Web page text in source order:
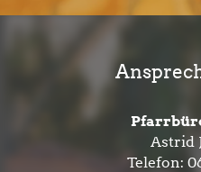
Astrid
Telefon: